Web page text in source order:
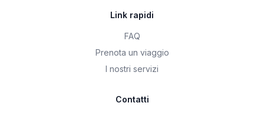
Link rapidi
FAQ
Prenota un viaggio
I nostri servizi
Contatti